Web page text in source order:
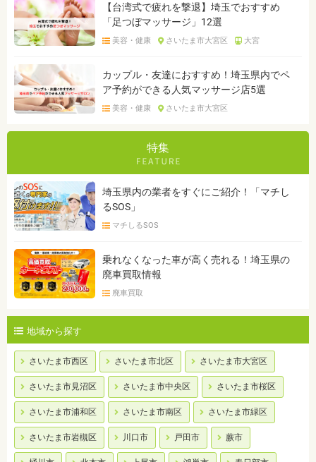
【台湾式で疲れを撃退】埼玉でおすすめ
「足つぼマッサージ」12選
美容・健康 さいたま市大宮区 大宮
カップル・友達におすすめ！埼玉県内でペ
ア予約ができる人気マッサージ店5選
美容・健康 さいたま市大宮区
特集
埼玉県内の業者をすぐにご紹介！「マチし
るSOS」
マチしるSOS
乗れなくなった車が高く売れる！埼玉県の
廃車買取情報
廃車買取
地域から探す
さいたま市西区 さいたま市北区 さいたま市大宮区
さいたま市見沼区 さいたま市中央区 さいたま市桜区
さいたま市浦和区 さいたま市南区 さいたま市緑区
さいたま市岩槻区 川口市 戸田市 蕨市